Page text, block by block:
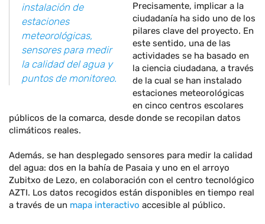
instalación de
estaciones
meteorológicas,
sensores para medir
la calidad del agua y
puntos de monitoreo.
Precisamente, implicar a la
ciudadanía ha sido uno de los
pilares clave del proyecto. En
este sentido, una de las
actividades se ha basado en
la ciencia ciudadana, a través
de la cual se han instalado
estaciones meteorológicas
en cinco centros escolares
públicos de la comarca, desde donde se recopilan datos
climáticos reales.
Además, se han desplegado sensores para medir la calidad
del agua: dos en la bahía de Pasaia y uno en el arroyo
Zubitxo de Lezo, en colaboración con el centro tecnológico
AZTI. Los datos recogidos están disponibles en tiempo real
a través de un mapa interactivo accesible al público.